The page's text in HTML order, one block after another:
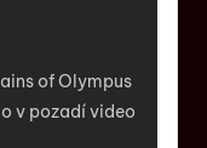
of Olympus
v pozadí video